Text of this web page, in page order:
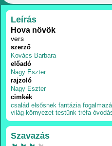
RÉSZLETEK
Leírás
Hova növök
vers
szerző
Kovács Barbara
előadó
Nagy Eszter
rajzoló
Nagy Eszter
cimkék
család elsősnek fantázia
világ-környezet testünk tréfa
Szavazás